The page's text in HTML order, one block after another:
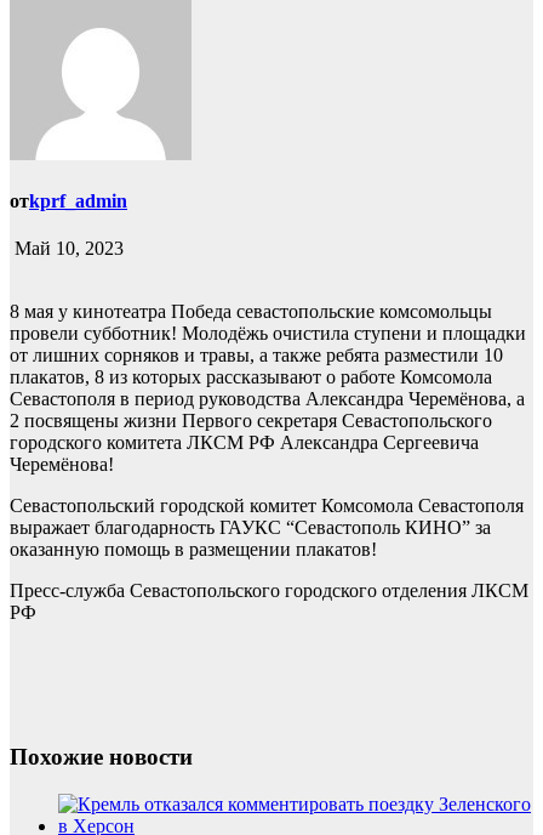
отkprf_admin
Май 10, 2023
8 мая у кинотеатра Победа севастопольские комсомольцы
провели субботник! Молодёжь очистила ступени и площадки
от лишних сорняков и травы, а также ребята разместили 10
плакатов, 8 из которых рассказывают о работе Комсомола
Севастополя в период руководства Александра Черемёнова, а
2 посвящены жизни Первого секретаря Севастопольского
городского комитета ЛКСМ РФ Александра Сергеевича
Черемёнова!
Севастопольский городской комитет Комсомола Севастополя
выражает благодарность ГАУКС “Севастополь КИНО” за
оказанную помощь в размещении плакатов!
Пресс-служба Севастопольского городского отделения ЛКСМ
РФ
Похожие новости